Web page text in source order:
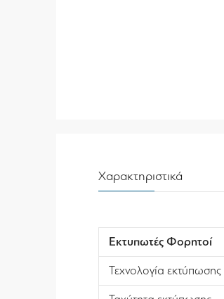
Χαρακτηριστικά
Εκτυπωτές Φορητοί
Τεχνολογία εκτύπωσης